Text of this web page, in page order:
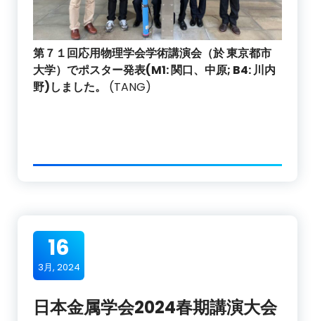
第７１回応用物理学会学術講演会（於 東京都市
大学）でポスター発表(M1: 関口、中原; B4: 川内
野)しました。
(TANG)
16
3月, 2024
日本金属学会2024春期講演大会